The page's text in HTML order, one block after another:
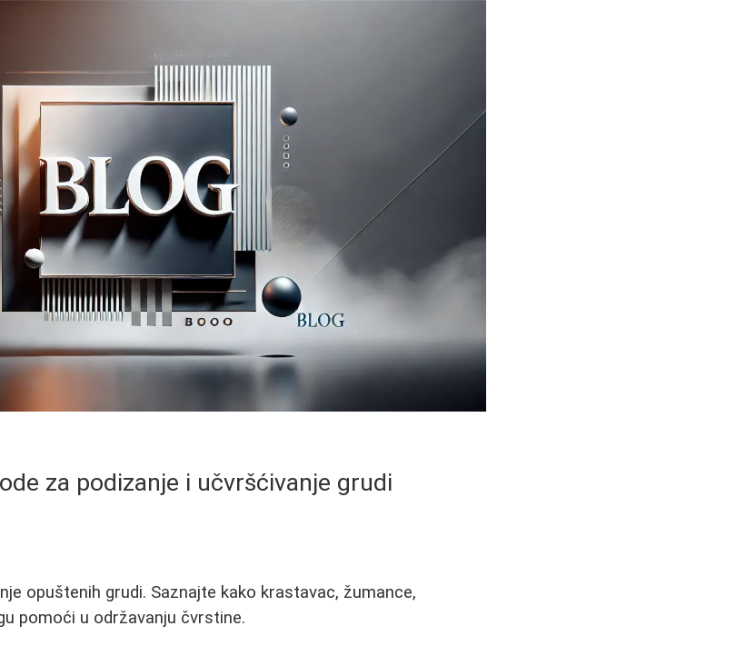
za podizanje i učvršćivanje grudi
opuštenih grudi. Saznajte kako krastavac, žumance,
pomoći u održavanju čvrstine.